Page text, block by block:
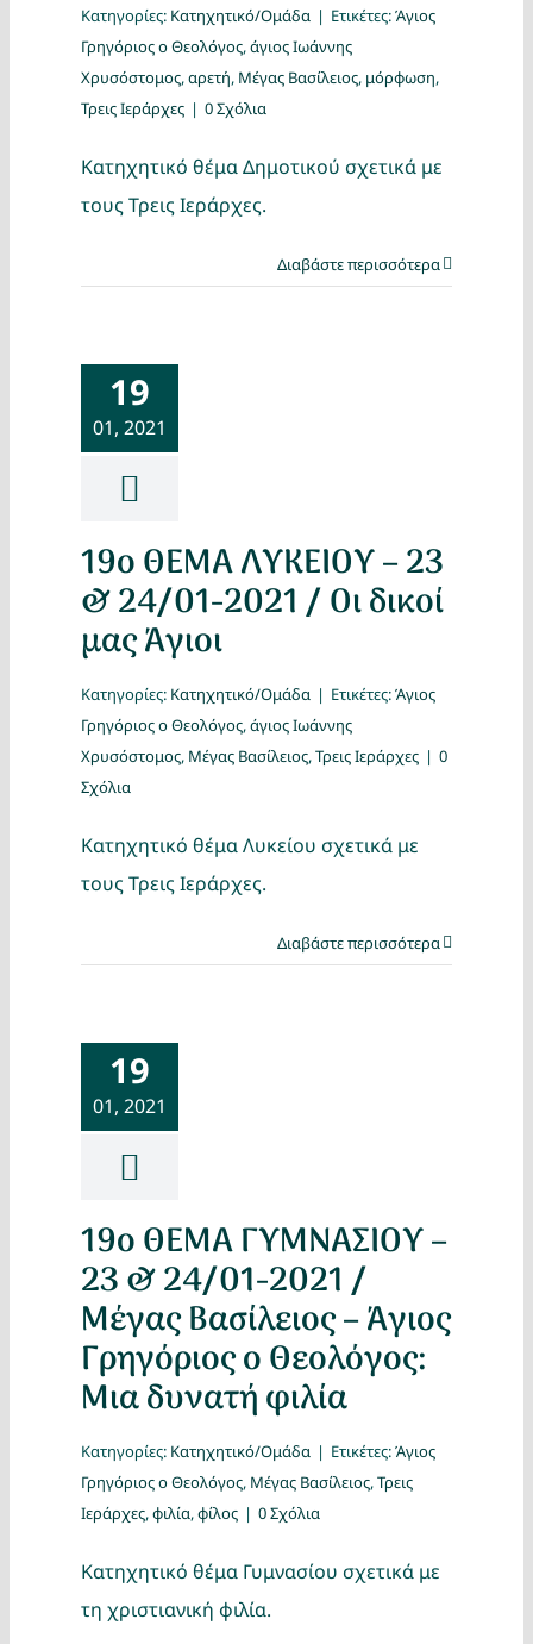
Κατηγορίες: Κατηχητικό/Ομάδα | Ετικέτες:Άγιος
Γρηγόριος ο Θεολόγος,άγιος Ιωάννης
Χρυσόστομος,αρετή, Μέγας Βασίλειος, μόρφωση,
Τρεις Ιεράρχες | 0 Σχόλια
Κατηχητικό θέμα Δημοτικού σχετικά με
τους Τρεις Ιεράρχες.
Διαβάστε περισσότερα
19
01, 2021
19ο ΘΕΜΑ ΛΥΚΕΙΟΥ – 23
& 24/01-2021 / Οι δικοί
μας Άγιοι
Κατηγορίες: Κατηχητικό/Ομάδα | Ετικέτες:Άγιος
Γρηγόριος ο Θεολόγος,άγιος Ιωάννης
Χρυσόστομος, Μέγας Βασίλειος,Τρεις Ιεράρχες | 0
Σχόλια
Κατηχητικό θέμα Λυκείου σχετικά με
τους Τρεις Ιεράρχες.
Διαβάστε περισσότερα
19
01, 2021
19ο ΘΕΜΑ ΓΥΜΝΑΣΙΟΥ –
23 & 24/01-2021 /
Μέγας Βασίλειος – Άγιος
Γρηγόριος ο Θεολόγος:
Μια δυνατή φιλία
Κατηγορίες: Κατηχητικό/Ομάδα | Ετικέτες:Άγιος
Γρηγόριος ο Θεολόγος, Μέγας Βασίλειος,Τρεις
Ιεράρχες,φιλία,φίλος | 0 Σχόλια
Κατηχητικό θέμα Γυμνασίου σχετικά με
τη χριστιανική φιλία.